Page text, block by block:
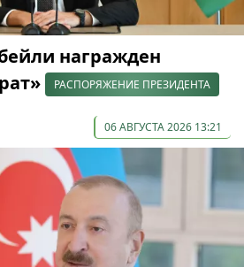
награжден
РАСПОРЯЖЕНИЕ ПРЕЗИДЕНТА
06 АВГУСТА 2026 13:21